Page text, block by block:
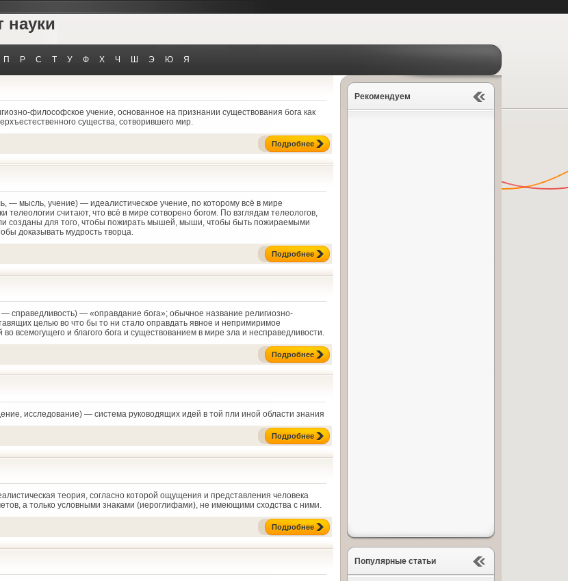
науки
П Р С Т У Ф Х Ч Ш Э Ю Я
Рекомендуем
Популярные статьи
философское учение, основанное на признании существования бога как
существа, сотворившего мир.
Подробнее
— мысль, учение) — идеалистическое учение, по которому всё в мире
телеологии считают, что всё в мире сотворено богом. По взглядам телеологов,
созданы для того, чтобы пожирать мышей, мыши, чтобы быть пожираемыми
доказывать мудрость творца.
Подробнее
— справедливость) — «оправдание бога»; обычное название религиозно-
целью во что бы то ни стало оправдать явное и непримиримое
всемогущего и благого бога и существованием в мире зла и несправедливости.
Подробнее
исследование) — система руководящих идей в той пли иной области знания
Подробнее
теория, согласно которой ощущения и представления человека
а только условными знаками (иероглифами), не имеющими сходства с ними.
Подробнее